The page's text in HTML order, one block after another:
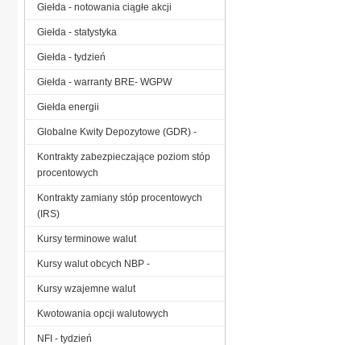
Giełda - notowania ciągłe akcji
Giełda - statystyka
Giełda - tydzień
Giełda - warranty BRE- WGPW
Giełda energii
Globalne Kwity Depozytowe (GDR) -
Kontrakty zabezpieczające poziom stóp
procentowych
Kontrakty zamiany stóp procentowych
(IRS)
Kursy terminowe walut
Kursy walut obcych NBP -
Kursy wzajemne walut
Kwotowania opcji walutowych
NFI - tydzień